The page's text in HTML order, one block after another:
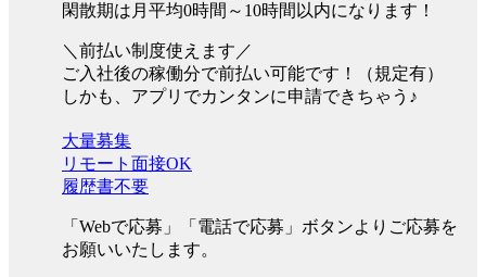
閑散期は月平均0時間～10時間以内になります！
＼前払い制度使えます／
ご入社後の稼働分で前払い可能です！（規定有）
しかも、アプリでカンタンに申請できちゃう♪
大量募集
リモート面接OK
履歴書不要
「Webで応募」「電話で応募」ボタンよりご応募を
お願いいたします。